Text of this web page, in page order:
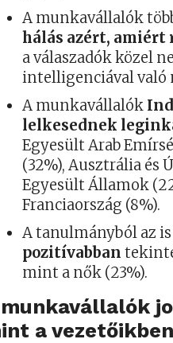
A munkavállalók
hálás azért,
a válaszadók közel
intelligenciával való
A munkavállalók
lelkesednek
Egyesült Arab
(32%), Ausztrália és
Egyesült Államok
Franciaország (8%).
A tanulmányból az
pozitívabban
mint a nők (23%).
a vezetőikben